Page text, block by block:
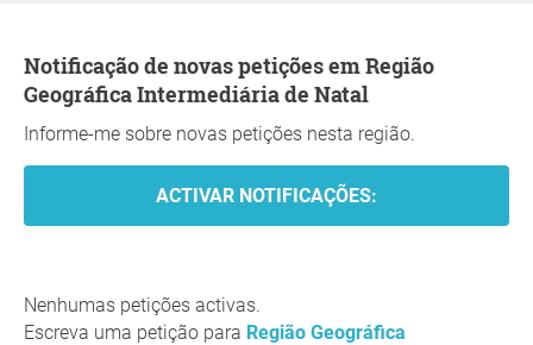
Notificação de novas petições em Região
Geográfica Intermediária de Natal
Informe-me sobre novas petições nesta região.
Nenhumas petições activas.
Escreva uma petição para Região Geográfica